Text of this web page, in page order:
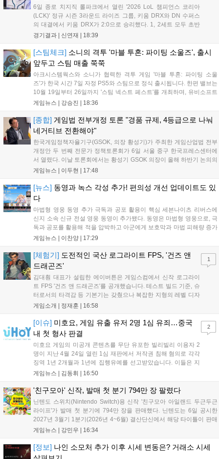
6일 종로 치지직 롤파크에서 열린 '2026 LoL 챔피언스 코리아
(LCK)' 정규 시즌 3라운드 라이즈 그룹, 키움 DRX와 DN 수퍼스
의 대결에서 키움 DRX가 2:0으로 승리했다. 1, 2세트 모두 초반
부터 앞서나갔고, 별다른 위기 없이 승리를 꿰찼다. DN 수퍼스는
의 출발이 매우 좋...
경기결과 | 신연재 | 18:39
[스팀체크] 소니의 격투 '마블 투혼: 파이팅 소울즈', 출시
앞두고 스팀 매출 쭉쭉
아크시스템웍스와 소니가 협력한 격투 게임 '마블 투혼: 파이팅 소울
즈'가 한국 시간 7일 자정 PS5와 스팀으로 정식 출시됩니다. 한편 밸브는
10월 19일부터 26일까지 '스팀 넥스트 페스트'를 개최하며, 유비소프트
의 '더 디비전 리서전스'가 스팀에 출시되었고, 농장 시뮬레이션 '돌록 타
각기 다른 장르에서 이용자들의 기대를 모으고 있습니다....
게임뉴스 | 강승진 | 18:36
[종합] 게임법 전부개정 토론 "경품 규제, 4등급으로 나눠
네거티브 전환해야"
한국게임정책자율기구(GSOK, 의장 황성기)가 주최한 게임산업법 전부
개정안 두 번째 전문가 정책토론회가 6일 서울 중구 한국프레스센터에
서 열렸다. 이날 토론회에서는 황성기 GSOK 의장이 올해 하반기 논의의
주요 쟁점과 성과를 짚은 데 이어, 박종현 한양대 법학전문대학원 교수
호사가 게임 등...
게임뉴스 | 이두현 | 17:48
[뉴스] 동영과 녹스 각성 추가! 편의성 개선 업데이트도 있
다
마법형 영웅 동영 추가 극독과 공포 활용이 핵심 세븐나이츠 리버스에
신지 소속 신규 전설 영웅 동영이 추가됐다. 동영은 마법형 영웅으로, 극
독과 공포를 활용해 적을 압박하고 아군에게 보호막과 마법 피해량 증가
를 제공하는 것이 특징이다. 패시브 황천의 동행자는 동영의 핵심이다.
활한다. 모...
게임뉴스 | 이찬양 | 17:29
[체험기] 도전적인 국산 로그라이트 FPS, '건즈 앤
드래곤즈'
김대훤 대표가 설립한 에이버튼은 게임스컴에서 신작 로그라이
트 FPS '건즈 앤 드래곤즈'를 공개했습니다. 테스트 빌드 기준, 슈
터로서의 타격감 등 기본기는 갖췄으나 복잡한 지형의 레벨 디자
인은 개선이 필요해 보입니다. 또한, 성장 트랙의 과도한 분절과
요구됩니다. 개발사는 향후 캐릭터 추가 등을 통해 게임성을 다듬
어 경쟁력을 확보할 계획입니다....
게임소개 | 정재훈 | 16:58
1
[이슈] 미호요, 게임 유출 유저 2명 1심 유죄…중국
내 첫 형사 판결
미호요 게임의 미공개 콘텐츠를 무단 유포한 빌리빌리 이용자 2
명이 지난 4월 24일 열린 1심 재판에서 저작권 침해 혐의로 각각
징역 1년 2개월과 1년에 집행유예를 선고받았습니다. 이들은 지
난해 7월부터 원신 등 주요 게임의 영상을 유포해 60만 회 이상의
이후 중국 내 첫 형사사건임을 강조하며 향후 무단 유출에 강경
대응할 방침입니다....
게임뉴스 | 김동휘 | 16:50
2
'친구모아' 신작, 발매 첫 분기 794만 장 팔렸다
닌텐도 스위치(Nintendo Switch)용 신작 '친구모아 아일랜드 두근두근
라이프'가 발매 첫 분기에 794만 장을 판매했다. 닌텐도는 6일 공시한
2027년 3월기 1분기(2026년 4~6월) 결산단신에서 해당 타이틀이 판매
를 크게 늘렸다고 밝혔다. 4월 16일 발매된 이 작품은 약 2개월 반 만에
게임뉴스 | 강민우 | 16:34
[정보] 나인 소모처 추가 이후 시세 변동은? 거래소 시세